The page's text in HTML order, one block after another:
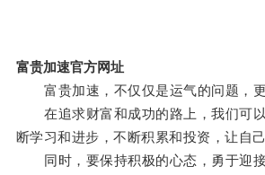
富贵加速官方网址
富贵加速，不仅仅是运气的问题，更
在追求财富和成功的路上，我们可以
断学习和进步，不断积累和投资，让自
同时，要保持积极的心态，勇于迎接